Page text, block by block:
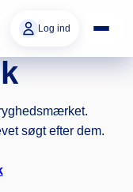
Log ind
søgt efter dem.